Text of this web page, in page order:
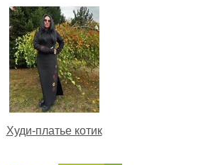
Худи-платье котик